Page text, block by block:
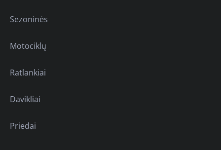
Sezoninės
Motociklų
Ratlankiai
Davikliai
Priedai